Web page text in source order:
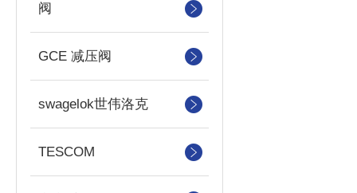
阀
GCE 减压阀
swagelok世伟洛克
TESCOM